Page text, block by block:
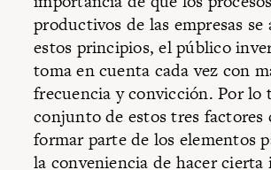
productivos de las empresas se
estos principios, el público
toma en cuenta cada vez con
frecuencia y convicción. Por lo
conjunto de estos tres factores
formar parte de los elementos
la conveniencia de hacer cierta